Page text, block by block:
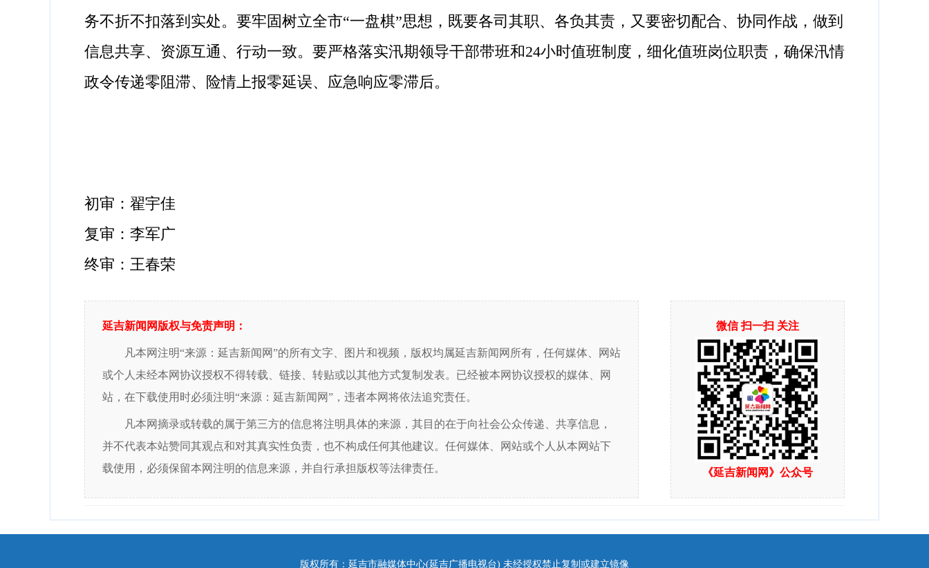
务不折不扣落到实处。要牢固树立全市“一盘棋”思想，既要各司其职、各负其责，又要密切配合、协同作战，做到
信息共享、资源互通、行动一致。要严格落实汛期领导干部带班和24小时值班制度，细化值班岗位职责，确保汛情
政令传递零阻滞、险情上报零延误、应急响应零滞后。
初审：翟宇佳
复审：李军广
终审：王春荣
微信 扫一扫 关注
《延吉新闻网》公众号
延吉新闻网版权与免责声明：
凡本网注明“来源：延吉新闻网”的所有文字、图片和视频，版权均属延吉新闻网所有，任何媒体、网站
或个人未经本网协议授权不得转载、链接、转贴或以其他方式复制发表。已经被本网协议授权的媒体、网
站，在下载使用时必须注明“来源：延吉新闻网”，违者本网将依法追究责任。
凡本网摘录或转载的属于第三方的信息将注明具体的来源，其目的在于向社会公众传递、共享信息，
并不代表本站赞同其观点和对其真实性负责，也不构成任何其他建议。任何媒体、网站或个人从本网站下
载使用，必须保留本网注明的信息来源，并自行承担版权等法律责任。
版权所有：延吉市融媒体中心(延吉广播电视台) 未经授权禁止复制或建立镜像